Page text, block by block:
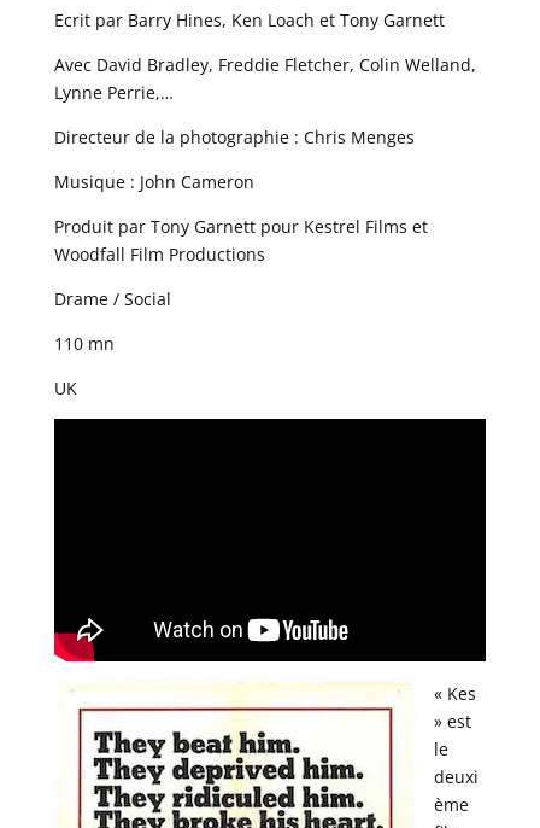
Ecrit par Barry Hines, Ken Loach et Tony Garnett
Avec David Bradley, Freddie Fletcher, Colin Welland,
Lynne Perrie,…
Directeur de la photographie : Chris Menges
Musique : John Cameron
Produit par Tony Garnett pour Kestrel Films et
Woodfall Film Productions
Drame / Social
110 mn
UK
« Kes
» est
le
deuxi
ème